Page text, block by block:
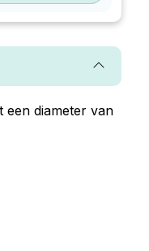
een diameter van